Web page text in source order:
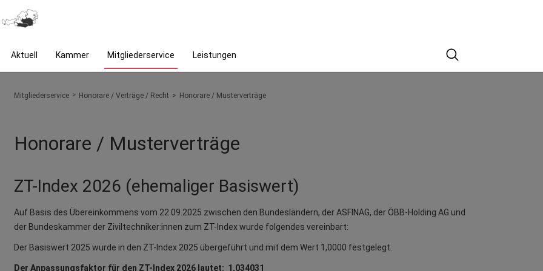
Aktuell Kammer Mitgliederservice Leistungen
Suche
You are here:
Mitgliederservice Honorare / Verträge / Recht Honorare / Musterverträge
Honorare / Musterverträge
ZT-Index 2026 (ehemaliger Basiswert)
Auf Basis des Übereinkommens vom 22.09.2025 zwischen den Bundesländern, der ASFINAG, der ÖBB-Holding AG und
der Bundeskammer der Ziviltechniker:innen zum ZT-Index wurde folgendes vereinbart:
Der Basiswert 2025 wurde in den ZT-Index 2025 übergeführt und mit dem Wert 1,0000 festgelegt.
Der Anpassungsfaktor für den ZT-Index 2026 lautet: 1,034031